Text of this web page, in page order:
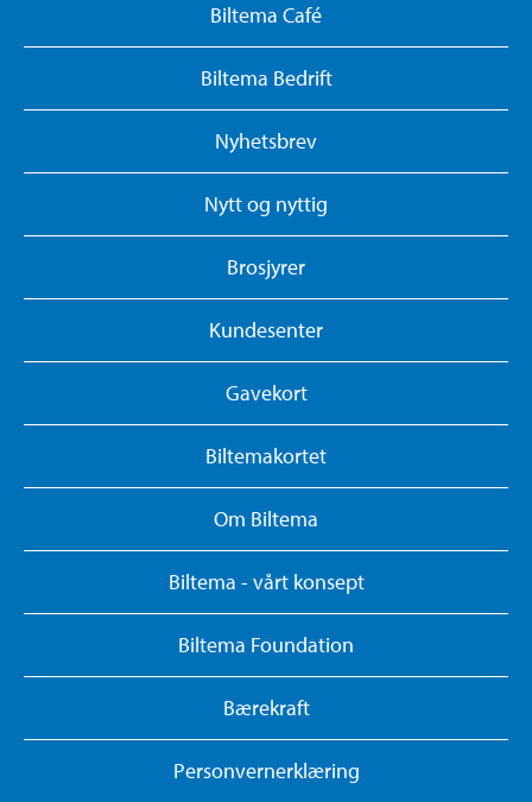
Biltema Café
Biltema Bedrift
Nyhetsbrev
Nytt og nyttig
Brosjyrer
Kundesenter
Gavekort
Biltemakortet
Om Biltema
Biltema - vårt konsept
Biltema Foundation
Bærekraft
Personvernerklæring